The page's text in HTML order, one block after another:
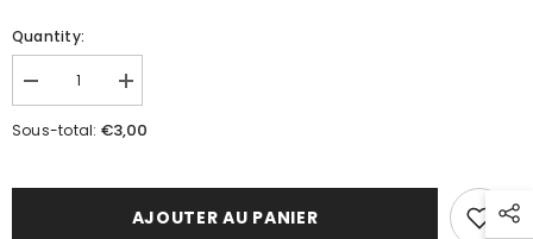
Quantity:
Réduire
la
quantité
Augmenter
la
quantité
de
Sous-total: €3,00
AJOUTER AU PANIER